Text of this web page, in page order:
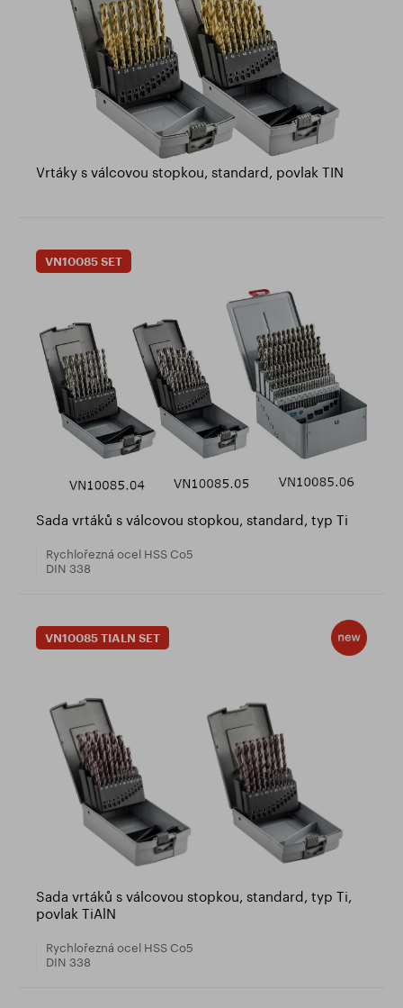
Vrtáky s válcovou stopkou, standard, povlak TIN
VN10085 SET
Sada vrtáků s válcovou stopkou, standard, typ Ti
Rychlořezná ocel HSS Co5
DIN 338
VN10085 TIALN SET
Sada vrtáků s válcovou stopkou, standard, typ Ti,
povlak TiAlN
Rychlořezná ocel HSS Co5
DIN 338